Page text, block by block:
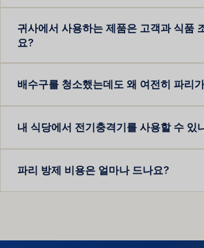
귀사에서 사용하는 제품은 고객과 식품
요?
배수구를 청소했는데도 왜 여전히 파리
내 식당에서 전기충격기를 사용할 수 있
파리 방제 비용은 얼마나 드나요?